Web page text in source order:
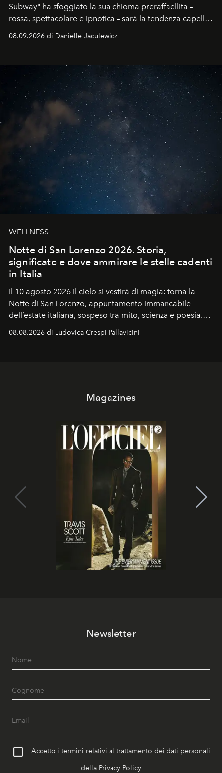
Subway" ha sfoggiato la sua chioma preraffaellita –
rossa, spettacolare e ipnotica – sarà la tendenza capelli
08.09.2026 di Danielle Jaculewicz
WELLNESS
Notte di San Lorenzo 2026. Storia,
significato e dove ammirare le stelle cadenti
in Italia
Il 10 agosto 2026 il cielo si vestirà di magia: torna la
Notte di San Lorenzo, appuntamento immancabile
dell’estate italiana, sospeso tra mito, scienza e poesia.
celeste per seguire il passaggio delle
08.08.2026 di Ludovica Crespi-Pallavicini
Magazines
Newsletter
Accetto i termini relativi al trattamento dei dati personali
della Privacy Policy